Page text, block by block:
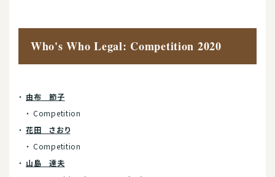
Who's Who Legal: Competition 2020
由布 節子
Competition
花田 さおり
Competition
山島 達夫